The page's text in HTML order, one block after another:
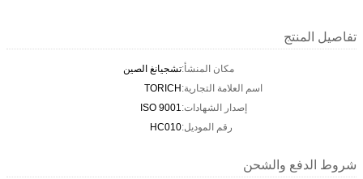
تفاصيل المنتج
مكان المنشأ:تشجيانغ الصين
اسم العلامة التجارية:TORICH
إصدار الشهادات:ISO 9001
رقم الموديل:HC010
شروط الدفع والشحن